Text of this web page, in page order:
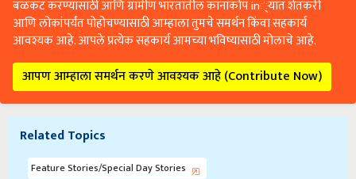
बळकट करण्यासाठी आणि ग्रामीण भारतातील कानाकोप in्यात शेतकरी
आणि लोकांपर्यंत पोहोचण्यासाठी आम्हाला तुमचे समर्थन किंवा सहकार्य
आवश्यक आहे. आपले प्रत्येक सहकार्य आमच्या भविष्यासाठी मोलाचे आहे.
आपण आम्हाला समर्थन करणे आवश्यक आहे (Contribute Now)
Related Topics
Feature Stories/Special Day Stories